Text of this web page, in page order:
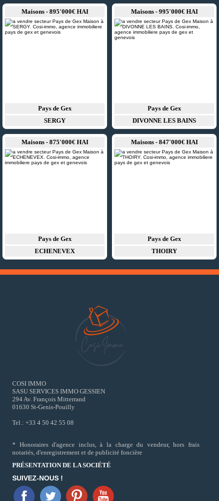
Maisons - 895'000€ HAI
Pays de Gex
SERGY
Maisons - 995'000€ HAI
Pays de Gex
DIVONNE LES BAINS
Maisons - 875'000€ HAI
Pays de Gex
ECHENEVEX
Maisons - 847'000€ HAI
Pays de Gex
THOIRY
COSI IMMO
SASU SERVICES IMMO GESSIEN
294 Av. François Mitterrand
01630 St-Genis-Pouilly
Tel.: +33 4 50 42 55 08
* Honoraires d'agence inclus, à la charge du vendeur, hors frais
notariés, d'enregistrement et de publicité foncière
PRÉSENTATION DE LA SOCIÉTÉ
SUIVEZ-NOUS !